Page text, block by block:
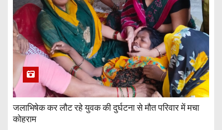
जलाभिषेक कर लौट रहे युवक की दुर्घटना से मौत परिवार में मचा
कोहराम